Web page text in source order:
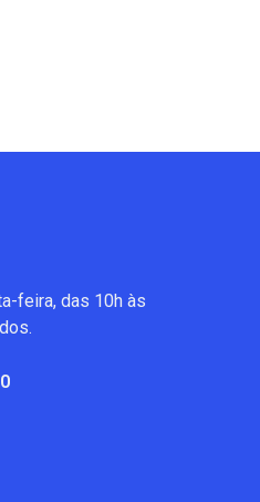
feira, das 10h às